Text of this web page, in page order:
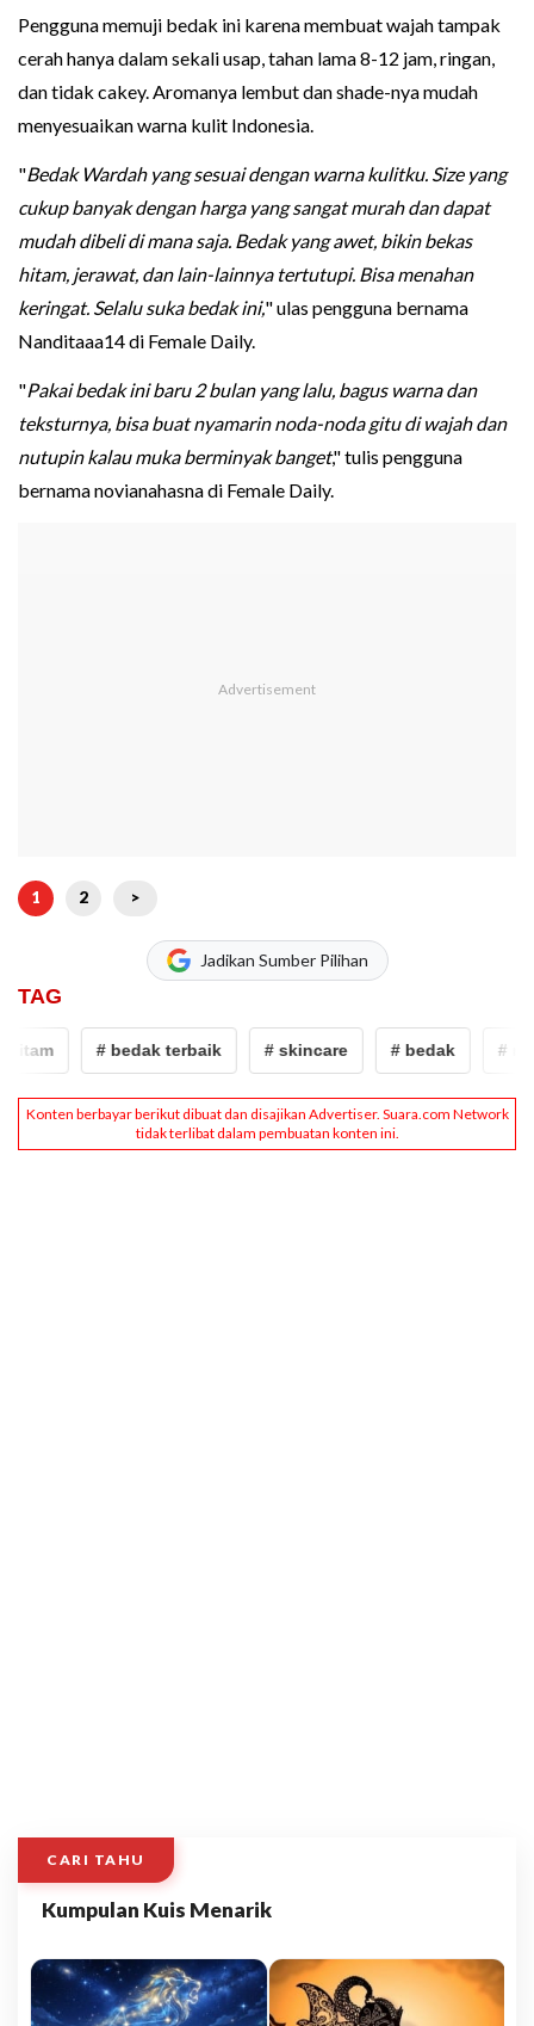
Pengguna memuji bedak ini karena membuat wajah tampak
cerah hanya dalam sekali usap, tahan lama 8-12 jam, ringan,
dan tidak cakey. Aromanya lembut dan shade-nya mudah
menyesuaikan warna kulit Indonesia.
"Bedak Wardah yang sesuai dengan warna kulitku. Size yang
cukup banyak dengan harga yang sangat murah dan dapat
mudah dibeli di mana saja. Bedak yang awet, bikin bekas
hitam, jerawat, dan lain-lainnya tertutupi. Bisa menahan
keringat. Selalu suka bedak ini," ulas pengguna bernama
Nanditaaa14 di Female Daily.
"Pakai bedak ini baru 2 bulan yang lalu, bagus warna dan
teksturnya, bisa buat nyamarin noda-noda gitu di wajah dan
nutupin kalau muka berminyak banget," tulis pengguna
bernama novianahasna di Female Daily.
1 2 >
Jadikan Sumber Pilihan
TAG
# bedak terbaik # skincare # bedak #
CARI TAHU
Kumpulan Kuis Menarik